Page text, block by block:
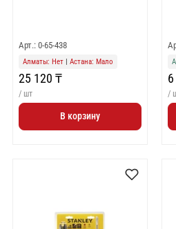
Арт.: 0-65-438
Алматы: Нет| Астана: Мало
25 120 ₸
/ шт
В корзину
/